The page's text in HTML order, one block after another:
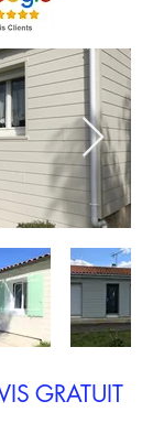
GRATUIT